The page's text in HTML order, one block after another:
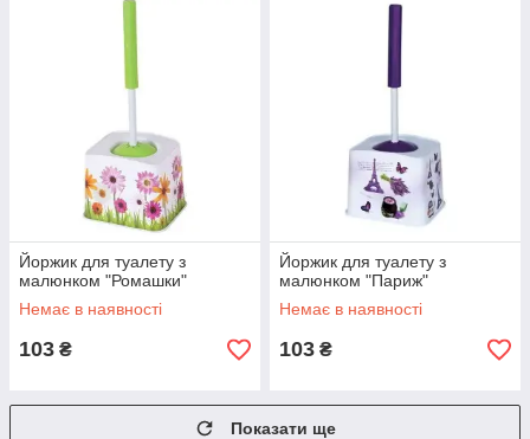
Йоржик для туалету з
малюнком "Ромашки"
Немає в наявності
103 ₴
Йоржик для туалету з
малюнком "Париж"
Немає в наявності
103 ₴
Показати ще